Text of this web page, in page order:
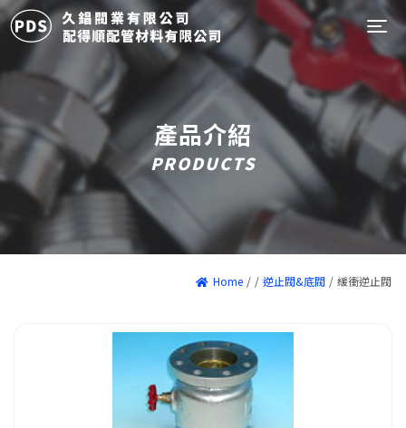
產品介紹
PRODUCTS
Home / / 逆止閥&底閥 / 緩衝逆止閥